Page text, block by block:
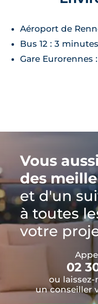
Aéroport de
Bus 12 : 3
Gare Eurorennes
Vous
des
et d'un
à toutes
votre
02
ou laissez-
un conseiller